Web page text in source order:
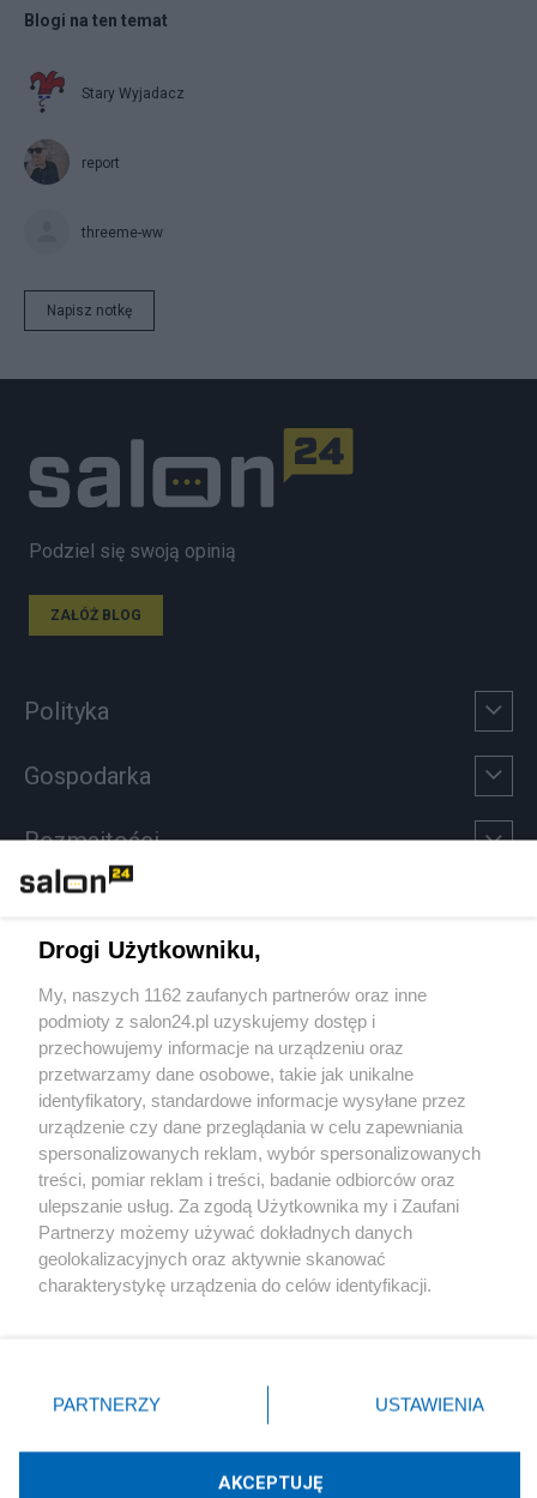
Blogi na ten temat
Stary Wyjadacz
report
threeme-ww
Napisz notkę
Podziel się swoją opinią
ZAŁÓŻ BLOG
Polityka
Gospodarka
Rozmaitości
Sport
Społeczeństwo
Kultura
X Facebook Instagram Youtube
Drogi Użytkowniku,
My, naszych 1162 zaufanych partnerów oraz inne
podmioty z salon24.pl uzyskujemy dostęp i
przechowujemy informacje na urządzeniu oraz
przetwarzamy dane osobowe, takie jak unikalne
identyfikatory, standardowe informacje wysyłane przez
urządzenie czy dane przeglądania w celu zapewniania
spersonalizowanych reklam, wybór spersonalizowanych
treści, pomiar reklam i treści, badanie odbiorców oraz
ulepszanie usług. Za zgodą Użytkownika my i Zaufani
Partnerzy możemy używać dokładnych danych
geolokalizacyjnych oraz aktywnie skanować
charakterystykę urządzenia do celów identyfikacji.
zmienić/wycofać klikając przycisk ustawień prywatności
znajdujący się w lewym dolnym rogu strony
rodzaje przetwarzania danych nie wymagają zgody
użytkownika, ale masz prawo sprzeciwić się takiemu
PARTNERZY USTAWIENIA
AKCEPTUJĘ